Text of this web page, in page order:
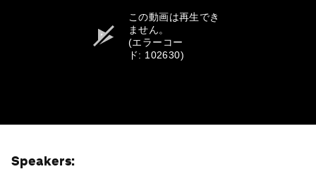
この動画は再生でき
ません。
(エラーコー
ド: 102630)
Speakers: